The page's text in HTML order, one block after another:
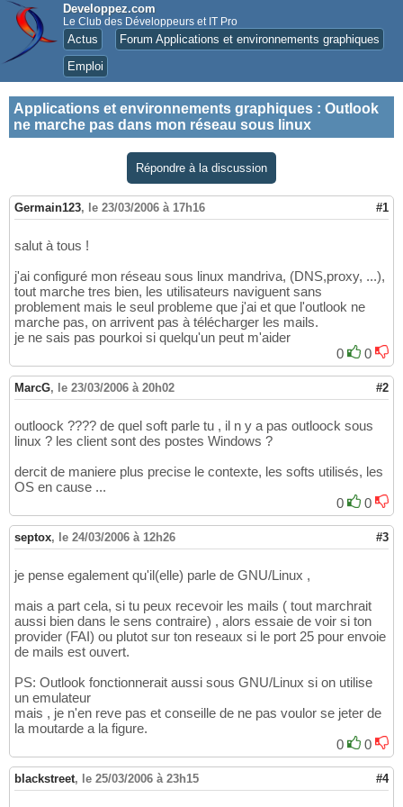
Developpez.com
Le Club des Développeurs et IT Pro
Actus
Forum Applications et environnements graphiques
Emploi
Applications et environnements graphiques : Outlook
ne marche pas dans mon réseau sous linux
Répondre à la discussion
Germain123, le 23/03/2006 à 17h16 #1
salut à tous !
j'ai configuré mon réseau sous linux mandriva, (DNS,proxy, ...),
tout marche tres bien, les utilisateurs naviguent sans
problement mais le seul probleme que j'ai et que l'outlook ne
marche pas, on arrivent pas à télécharger les mails.
je ne sais pas pourkoi si quelqu'un peut m'aider
0
0
MarcG, le 23/03/2006 à 20h02 #2
outloock ???? de quel soft parle tu , il n y a pas outloock sous
linux ? les client sont des postes Windows ?
dercit de maniere plus precise le contexte, les softs utilisés, les
OS en cause ...
0
0
septox, le 24/03/2006 à 12h26 #3
je pense egalement qu'il(elle) parle de GNU/Linux ,
mais a part cela, si tu peux recevoir les mails ( tout marchrait
aussi bien dans le sens contraire) , alors essaie de voir si ton
provider (FAI) ou plutot sur ton reseaux si le port 25 pour envoie
de mails est ouvert.
PS: Outlook fonctionnerait aussi sous GNU/Linux si on utilise
un emulateur
mais , je n'en reve pas et conseille de ne pas voulor se jeter de
la moutarde a la figure.
0
0
blackstreet, le 25/03/2006 à 23h15 #4